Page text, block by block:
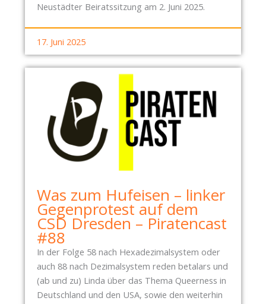
Neustädter Beiratssitzung am 2. Juni 2025.
17. Juni 2025
Was zum Hufeisen – linker
Gegenprotest auf dem
CSD Dresden – Piratencast
#88
In der Folge 58 nach Hexadezimalsystem oder
auch 88 nach Dezimalsystem reden betalars und
(ab und zu) Linda über das Thema Queerness in
Deutschland und den USA, sowie den weiterhin